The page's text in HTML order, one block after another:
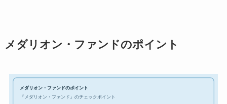
メダリオン・ファンドのポイント
メダリオン・ファンドのポイント
『メダリオン・ファンド』のチェックポイント